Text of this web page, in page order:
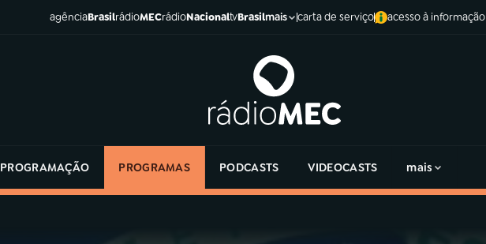
agênciaBrasilrádioMECrádioNacionaltvBrasilmais carta de serviço acesso à informação
PROGRAMAÇÃO PROGRAMAS PODCASTS VIDEOCASTS mais